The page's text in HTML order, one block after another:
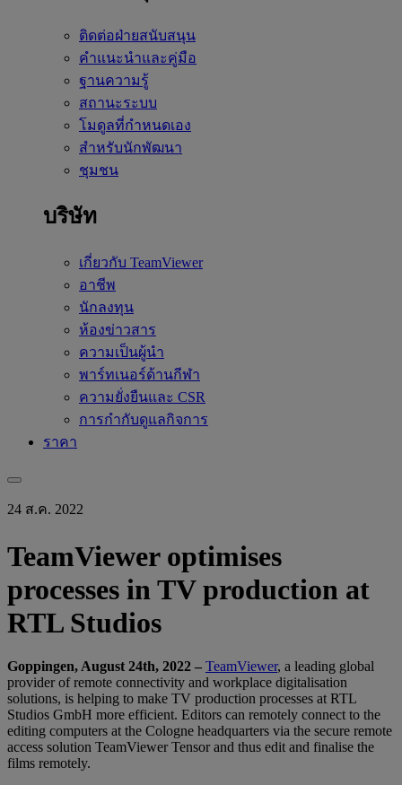
ติดต่อฝ่ายสนับสนุน
คำแนะนำและคู่มือ
ฐานความรู้
สถานะระบบ
โมดูลที่กำหนดเอง
สำหรับนักพัฒนา
ชุมชน
บริษัท
เกี่ยวกับ TeamViewer
อาชีพ
นักลงทุน
ห้องข่าวสาร
ความเป็นผู้นำ
พาร์ทเนอร์ด้านกีฬา
ความยั่งยืนและ CSR
การกำกับดูแลกิจการ
ราคา
24 ส.ค. 2022
TeamViewer optimises
processes in TV production at
RTL Studios
Goppingen, August 24th, 2022 – TeamViewer, a leading global
provider of remote connectivity and workplace digitalisation
solutions, is helping to make TV production processes at RTL
Studios GmbH more efficient. Editors can remotely connect to the
editing computers at the Cologne headquarters via the secure remote
access solution TeamViewer Tensor and thus edit and finalise the
films remotely.